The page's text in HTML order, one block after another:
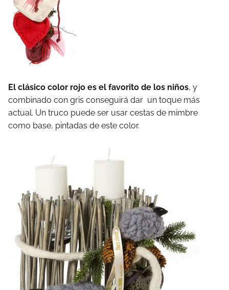
El clásico color rojo es el favorito de los niños, y
combinado con gris conseguirá dar un toque más
actual. Un truco puede ser usar cestas de mimbre
como base, pintadas de este color.